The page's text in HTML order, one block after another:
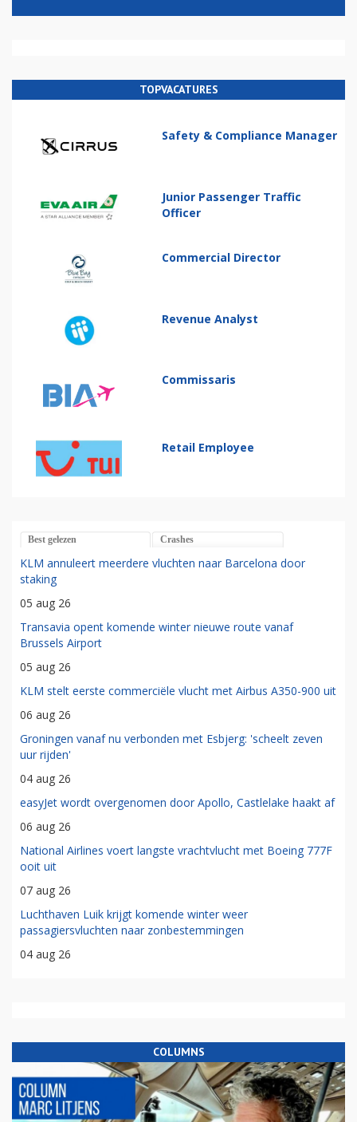
TOPVACATURES
Safety & Compliance Manager
Junior Passenger Traffic
Officer
Commercial Director
Revenue Analyst
Commissaris
Retail Employee
Best gelezen Crashes
KLM annuleert meerdere vluchten naar Barcelona door
staking
05 aug 26
Transavia opent komende winter nieuwe route vanaf
Brussels Airport
05 aug 26
KLM stelt eerste commerciële vlucht met Airbus A350-900 uit
06 aug 26
Groningen vanaf nu verbonden met Esbjerg: 'scheelt zeven
uur rijden'
04 aug 26
easyJet wordt overgenomen door Apollo, Castlelake haakt af
06 aug 26
National Airlines voert langste vrachtvlucht met Boeing 777F
ooit uit
07 aug 26
Luchthaven Luik krijgt komende winter weer
passagiersvluchten naar zonbestemmingen
04 aug 26
COLUMNS